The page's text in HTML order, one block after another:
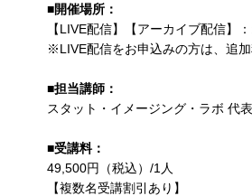
■開催場所：
【LIVE配信】【アーカイブ配信
※LIVE配信をお申込みの方は、追
■担当講師：
スタット・イメージング・ラボ 代
■受講料：
49,500円（税込）/1人
【複数名受講割引あり】